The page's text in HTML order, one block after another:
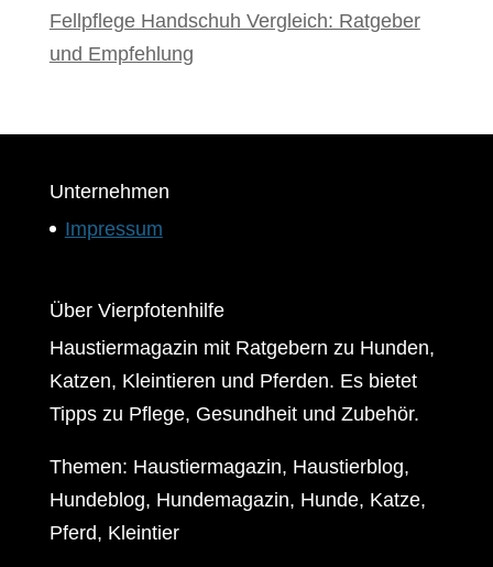
Fellpflege Handschuh Vergleich: Ratgeber
und Empfehlung
Unternehmen
Impressum
Über Vierpfotenhilfe
Haustiermagazin mit Ratgebern zu Hunden,
Katzen, Kleintieren und Pferden. Es bietet
Tipps zu Pflege, Gesundheit und Zubehör.
Themen: Haustiermagazin, Haustierblog,
Hundeblog, Hundemagazin, Hunde, Katze,
Pferd, Kleintier